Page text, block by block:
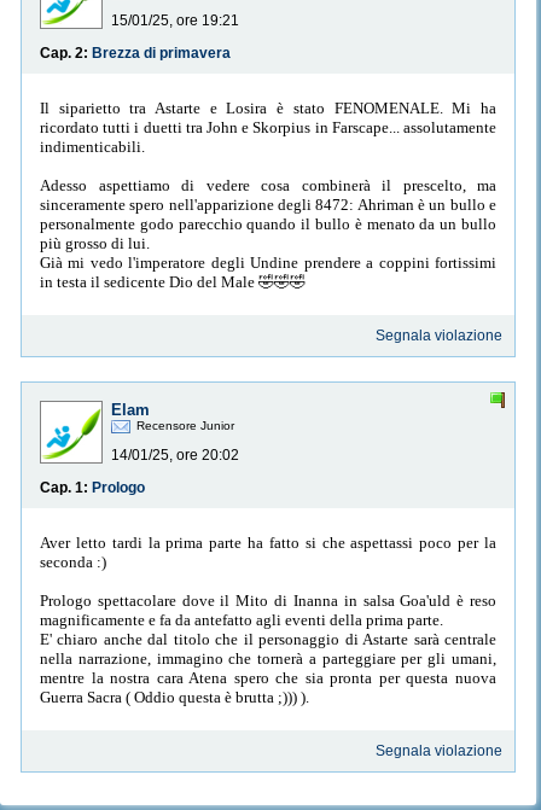
15/01/25, ore 19:21
Cap. 2: Brezza di primavera
Il siparietto tra Astarte e Losira è stato FENOMENALE. Mi ha
ricordato tutti i duetti tra John e Skorpius in Farscape... assolutamente
indimenticabili.
Adesso aspettiamo di vedere cosa combinerà il prescelto, ma
sinceramente spero nell'apparizione degli 8472: Ahriman è un bullo e
personalmente godo parecchio quando il bullo è menato da un bullo
più grosso di lui.
Già mi vedo l'imperatore degli Undine prendere a coppini fortissimi
in testa il sedicente Dio del Male 🤣🤣🤣
Segnala violazione
Elam
Recensore Junior
14/01/25, ore 20:02
Cap. 1: Prologo
Aver letto tardi la prima parte ha fatto si che aspettassi poco per la
seconda :)
Prologo spettacolare dove il Mito di Inanna in salsa Goa'uld è reso
magnificamente e fa da antefatto agli eventi della prima parte.
E' chiaro anche dal titolo che il personaggio di Astarte sarà centrale
nella narrazione, immagino che tornerà a parteggiare per gli umani,
mentre la nostra cara Atena spero che sia pronta per questa nuova
Guerra Sacra ( Oddio questa è brutta ;))) ).
Segnala violazione